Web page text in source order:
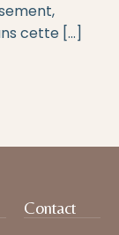
cette […]
Contact